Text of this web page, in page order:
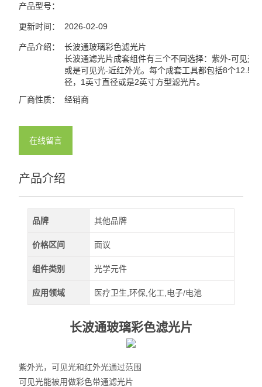
窗口片
棱镜
激光元件
深紫外LED
产品型号：
更新时间： 2026-02-09
产品介绍：
长波通玻璃彩色滤光片
长波通滤光片成套组件有三个不同选择：紫外-可见光
或是可见光-近红外光。每个成套工具都包括8个12.5
径，1英寸直径或是2英寸方型滤光片。
厂商性质：
经销商
在线留言
产品介绍
品牌 其他品牌
价格区间 面议
组件类别 光学元件
应用领域 医疗卫生,环保,化工,电子/电池
长波通玻璃彩色滤光片
紫外光，可见光和红外光通过范围
可见光能被用做彩色带通滤光片